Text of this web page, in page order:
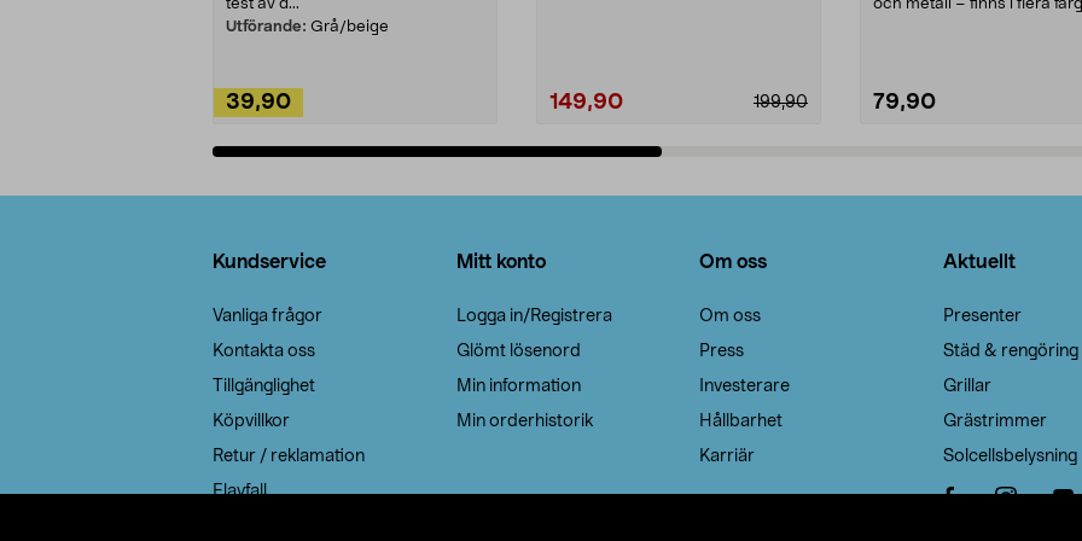
test av d...
Utförande: Grå/beige
39,90 199,90
149,90
och metall – finns i flera
79,90
Kundservice
Vanliga frågor
Kontakta oss
Tillgänglighet
Köpvillkor
Retur / reklamation
Elavfall
Mitt konto
Logga in/Registrera
Glömt lösenord
Min information
Min orderhistorik
Om oss
Om oss
Press
Investerare
Hållbarhet
Karriär
Aktuellt
Presenter
Städ & rengöring
Grillar
Grästrimmer
Solcellsbelysning